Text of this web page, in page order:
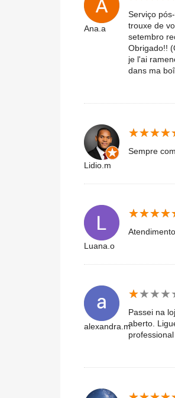
Ana.a
Serviço
trouxe de
setembro
Obrigado!!
je l'ai
dans ma
Lidio.m
★★★★
★★★★
Sempre
Luana.o
★★★★
★★★★
alexandra.m
★★★★
★★★★
Passei na
aberto.